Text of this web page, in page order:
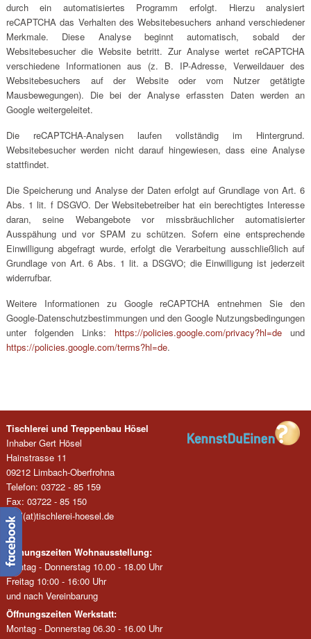
durch ein automatisiertes Programm erfolgt. Hierzu analysiert
reCAPTCHA das Verhalten des Websitebesuchers anhand verschiedener
Merkmale. Diese Analyse beginnt automatisch, sobald der
Websitebesucher die Website betritt. Zur Analyse wertet reCAPTCHA
verschiedene Informationen aus (z. B. IP-Adresse, Verweildauer des
Websitebesuchers auf der Website oder vom Nutzer getätigte
Mausbewegungen). Die bei der Analyse erfassten Daten werden an
Google weitergeleitet.
Die reCAPTCHA-Analysen laufen vollständig im Hintergrund.
Websitebesucher werden nicht darauf hingewiesen, dass eine Analyse
stattfindet.
Die Speicherung und Analyse der Daten erfolgt auf Grundlage von Art. 6
Abs. 1 lit. f DSGVO. Der Websitebetreiber hat ein berechtigtes Interesse
daran, seine Webangebote vor missbräuchlicher automatisierter
Ausspähung und vor SPAM zu schützen. Sofern eine entsprechende
Einwilligung abgefragt wurde, erfolgt die Verarbeitung ausschließlich auf
Grundlage von Art. 6 Abs. 1 lit. a DSGVO; die Einwilligung ist jederzeit
widerrufbar.
Weitere Informationen zu Google reCAPTCHA entnehmen Sie den
Google-Datenschutzbestimmungen und den Google Nutzungsbedingungen
unter folgenden Links: https://policies.google.com/privacy?hl=de und
https://policies.google.com/terms?hl=de.
Tischlerei und Treppenbau Hösel
Inhaber Gert Hösel
Hainstrasse 11
09212 Limbach-Oberfrohna
Telefon: 03722 - 85 159
Fax: 03722 - 85 150
mail(at)tischlerei-hoesel.de
Öffnungszeiten Wohnausstellung:
Montag - Donnerstag 10.00 - 18.00 Uhr
Freitag 10:00 - 16:00 Uhr
und nach Vereinbarung
Öffnungszeiten Werkstatt:
Montag - Donnerstag 06.30 - 16.00 Uhr